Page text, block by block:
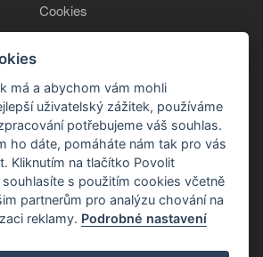
Cookies
+420 777 850 465
má a abychom vám mohli
uživatelský zážitek, používáme
potřebujeme váš souhlas.
ho dáte, pomáháte nám tak pro vás
Kliknutím na tlačítko Povolit
s použitím cookies včetně
partnerům pro analýzu chování na
reklamy. Podrobné nastavení